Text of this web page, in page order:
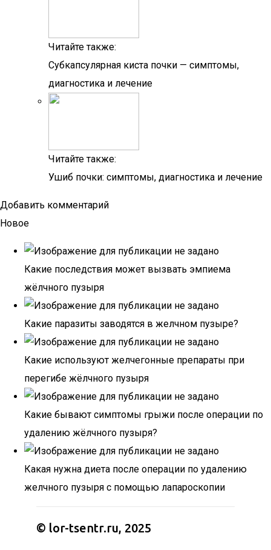
Читайте также:
Субкапсулярная киста почки — симптомы,
диагностика и лечение
Читайте также:
Ушиб почки: симптомы, диагностика и лечение
Добавить комментарий
Новое
Какие последствия может вызвать эмпиема
жёлчного пузыря
Какие паразиты заводятся в желчном пузыре?
Какие используют желчегонные препараты при
перегибе жёлчного пузыря
Какие бывают симптомы грыжи после операции по
удалению жёлчного пузыря?
Какая нужна диета после операции по удалению
желчного пузыря с помощью лапароскопии
© lor-tsentr.ru, 2025